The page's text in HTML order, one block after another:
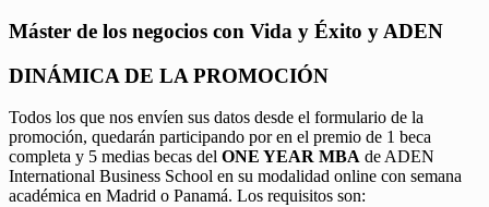
Máster de los negocios con Vida y Éxito y ADEN
DINÁMICA DE LA PROMOCIÓN
Todos los que nos envíen sus datos desde el formulario de la
promoción, quedarán participando por en el premio de 1 beca
completa y 5 medias becas del ONE YEAR MBA de ADEN
International Business School en su modalidad online con semana
académica en Madrid o Panamá. Los requisitos son: